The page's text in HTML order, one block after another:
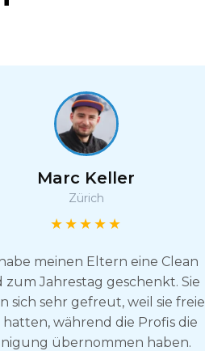
Marc Keller
Zürich
★★★★★
meinen Eltern eine Clean
zum Jahrestag geschenkt. Sie
sich sehr gefreut, weil sie freie
hatten, während die Profis die
übernommen haben.